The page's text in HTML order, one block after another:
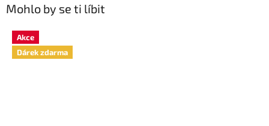
Mohlo by se ti líbit
Akce
Dárek zdarma